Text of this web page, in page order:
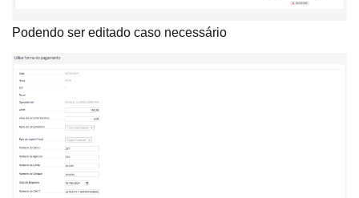
Podendo ser editado caso necessário